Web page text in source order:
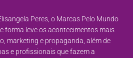
Peres, o Marcas Pelo Mundo
forma leve os acontecimentos mais
marketing e propaganda, além de
e profissionais que fazem a